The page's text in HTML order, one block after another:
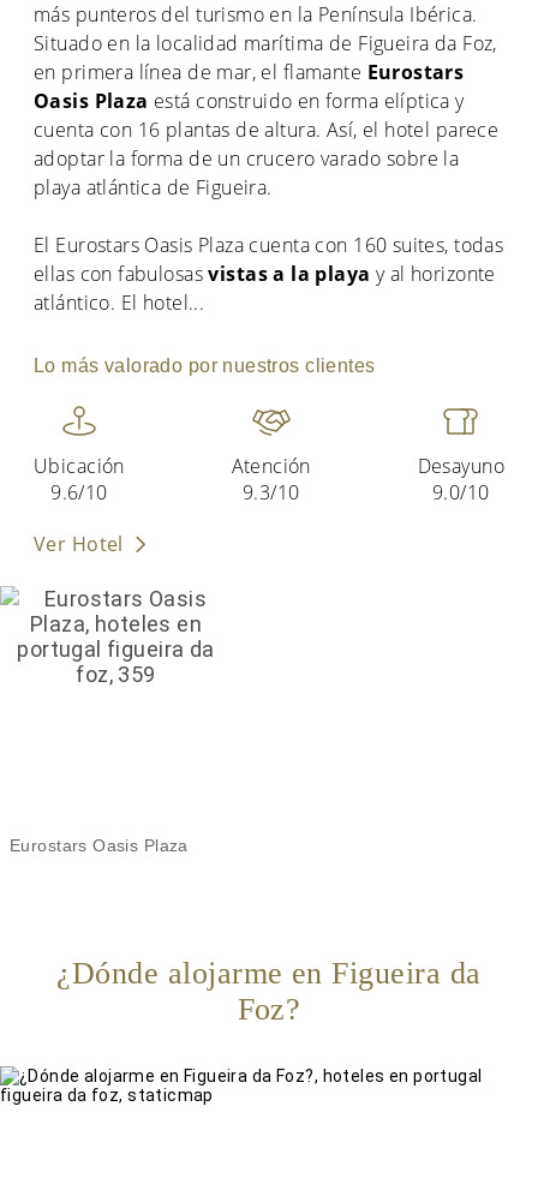
más punteros del turismo en la Península Ibérica.
Situado en la localidad marítima de Figueira da Foz,
en primera línea de mar, el flamante Eurostars
Oasis Plaza está construido en forma elíptica y
cuenta con 16 plantas de altura. Así, el hotel parece
adoptar la forma de un crucero varado sobre la
playa atlántica de Figueira.
El Eurostars Oasis Plaza cuenta con 160 suites, todas
ellas con fabulosasvistas a la playa y al horizonte
atlántico. El hotel...
Lo más valorado por nuestros clientes
Ubicación
9.6/10
Atención
9.3/10
Desayuno
9.0/10
Ver Hotel
Eurostars Oasis Plaza
¿Dónde alojarme en Figueira da
Foz?